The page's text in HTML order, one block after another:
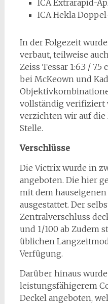
ICA Extrarapid-
ICA Hekla
In der Folgezeit
verbaut, teilweise
Zeiss Tessar 1:6.3 /
bei McKeown und
vollständig verifiziert
verzichten wir auf
Stelle.
Verschlüsse
Die Victrix wurde in
angeboten. Die hier
mit dem hauseigenen
ausgestattet. Der
Zentralverschluss
und 1/100 ab Zudem
üblichen
Verfügung.
Darüber hinaus
leistungsfähigerem
Deckel angeboten,